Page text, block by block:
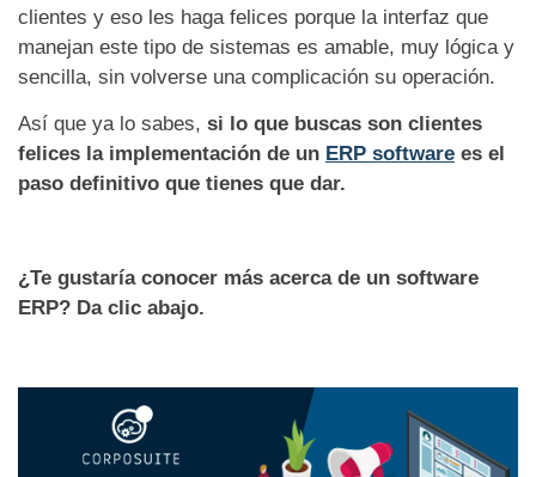
clientes y eso les haga felices porque la interfaz que
manejan este tipo de sistemas es amable, muy lógica y
sencilla, sin volverse una complicación su operación.
Así que ya lo sabes, si lo que buscas son clientes
felices la implementación de un ERP software es el
paso definitivo que tienes que dar.
¿Te gustaría conocer más acerca de un software
ERP? Da clic abajo.